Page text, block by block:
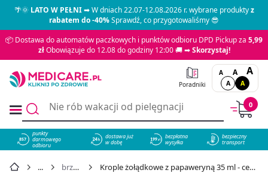
🌴🌞LATO W PEŁNI➡ W dniach 22.07-12.08.2026 r. wybrane produktyz
rabatem do -40%Sprawdź, co przygotowaliśmy 😎
📦 Dostawa do automatów paczkowych i punktów odbioru DPD Pickup za 5,99
złObowiązuje do 12.08 do godziny 12:00 🚚 ➡Skorzystaj!
Poradniki
A A A
A A
0
857
punkty
darmowego
odbioru
dostawa już
w dobę
bezpłatna
wysyłka
bezpieczny
transport
brzuch Krople żołądkowe z papaweryną 35 ml - cena 9,99 zł